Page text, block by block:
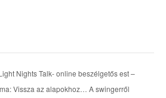
Nights Talk- online beszélgetős est –
Vissza az alapokhoz… A swingerről